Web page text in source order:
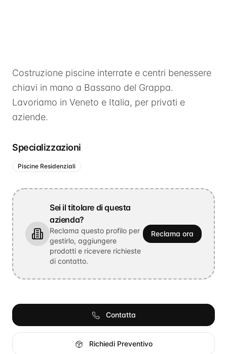
Costruzione piscine interrate e centri benessere
chiavi in mano a Bassano del Grappa.
Lavoriamo in Veneto e Italia, per privati e
aziende.
Specializzazioni
Piscine Residenziali
Sei il titolare di questa
azienda?
Reclama questo profilo per
gestirlo, aggiungere
prodotti e ricevere richieste
di contatto.
Reclama ora
Contatta
Richiedi Preventivo